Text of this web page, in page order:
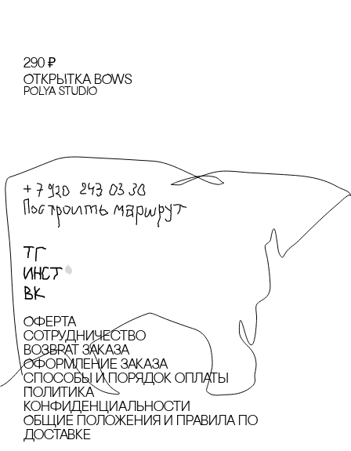
290 ₽
ОТКРЫТКА BOWS
POLYA STUDIO
Оферта
сотрудничество
Возврат заказа
Оформление заказа
cпособы и порядок оплаты
Политика
конфиденциальности
Общие положения и правила по
доставке